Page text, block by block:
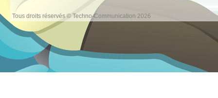
Tous droits réservés © Techno-Communication 2026